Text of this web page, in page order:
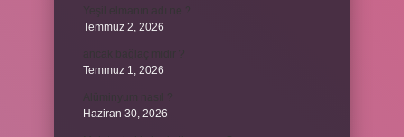
Temmuz 2, 2026
Temmuz 1, 2026
Haziran 30, 2026